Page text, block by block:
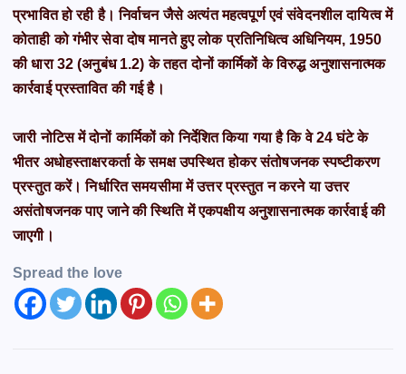
प्रभावित हो रही है। निर्वाचन जैसे अत्यंत महत्वपूर्ण एवं संवेदनशील दायित्व में
कोताही को गंभीर सेवा दोष मानते हुए लोक प्रतिनिधित्व अधिनियम, 1950
की धारा 32 (अनुबंध 1.2) के तहत दोनों कार्मिकों के विरुद्ध अनुशासनात्मक
कार्रवाई प्रस्तावित की गई है।
जारी नोटिस में दोनों कार्मिकों को निर्देशित किया गया है कि वे 24 घंटे के
भीतर अधोहस्ताक्षरकर्ता के समक्ष उपस्थित होकर संतोषजनक स्पष्टीकरण
प्रस्तुत करें। निर्धारित समयसीमा में उत्तर प्रस्तुत न करने या उत्तर
असंतोषजनक पाए जाने की स्थिति में एकपक्षीय अनुशासनात्मक कार्रवाई की
जाएगी।
Spread the love